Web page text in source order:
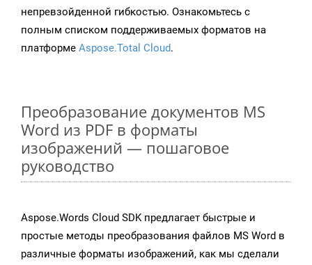
непревзойденной гибкостью. Ознакомьтесь с
полным списком поддерживаемых форматов на
платформе Aspose.Total Cloud.
Преобразование документов MS
Word из PDF в форматы
изображений — пошаговое
руководство
Aspose.Words Cloud SDK предлагает быстрые и
простые методы преобразования файлов MS Word в
различные форматы изображений, как мы сделали